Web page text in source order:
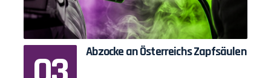
Abzocke an Österreichs Zapfsäulen